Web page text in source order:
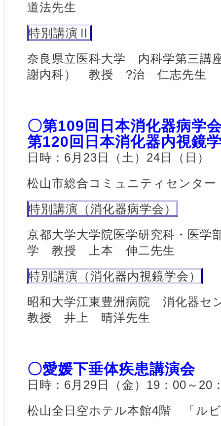
道法先生
特別講演Ⅱ
奈良県立医科大学 内科学第三講
謝内科） 教授 ?治 仁志先生
〇第109回日本消化器病学
第120回日本消化器内視鏡
日時：6月23日（土）24日（日）
松山市総合コミュニティセンター
特別講演（消化器病学会）
京都大学大学院医学研究科・医
学 教授 上本 伸二先生
特別講演（消化器内視鏡学会）
昭和大学江東豊洲病院 消化器
教授 井上 晴洋先生
〇愛媛下垂体疾患講演会
日時：6月29日（金）19：00～20
松山全日空ホテル本館4階 「ル